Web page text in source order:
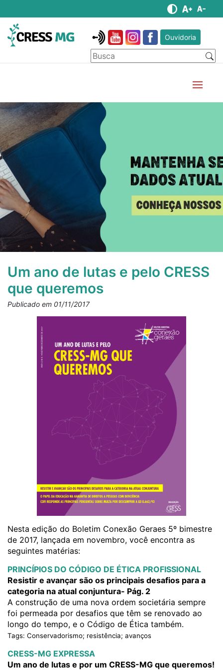
Ouvidoria
Um ano de lutas e pelo CRESS
que queremos
Publicado em 01/11/2017
Nesta edição do Boletim Conexão Geraes 5º bimestre
de 2017, lançada em novembro, você encontra as
seguintes matérias:
PRINCÍPIOS DO CÓDIGO DE ÉTICA PROFISSIONAL
Resistir e avançar são os principais desafios para a
categoria na atual conjuntura- Pág. 2
A construção de uma nova ordem societária sempre
foi permeada por desafios que têm se renovado ao
longo do tempo, e o Código de Ética também.
Tags: Conservadorismo; resistência; avanços
CRESS-MG EXPRESSA
Um ano de lutas e por um CRESS-MG que queremos!